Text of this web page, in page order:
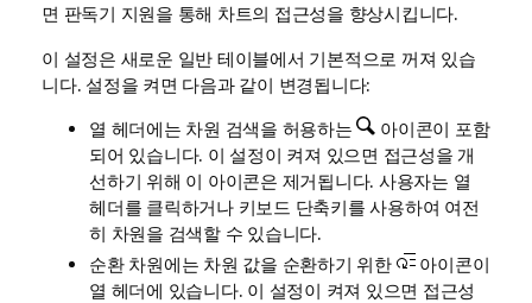
면 판독기 지원을 통해 차트의 접근성을 향상시킵니다.
이 설정은 새로운 일반 테이블에서 기본적으로 꺼져 있습
니다. 설정을 켜면 다음과 같이 변경됩니다:
열 헤더에는 차원 검색을 허용하는
아이콘이 포함
되어 있습니다. 이 설정이 켜져 있으면 접근성을 개
선하기 위해 이 아이콘은 제거됩니다. 사용자는 열
헤더를 클릭하거나 키보드 단축키를 사용하여 여전
히 차원을 검색할 수 있습니다.
순환 차원에는 차원 값을 순환하기 위한
아이콘이
열 헤더에 있습니다. 이 설정이 켜져 있으면 접근성